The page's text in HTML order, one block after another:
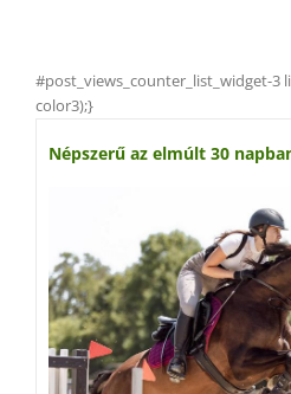
#post_views_counter_list_widget-3
color3);}
Népszerű az elmúlt 30